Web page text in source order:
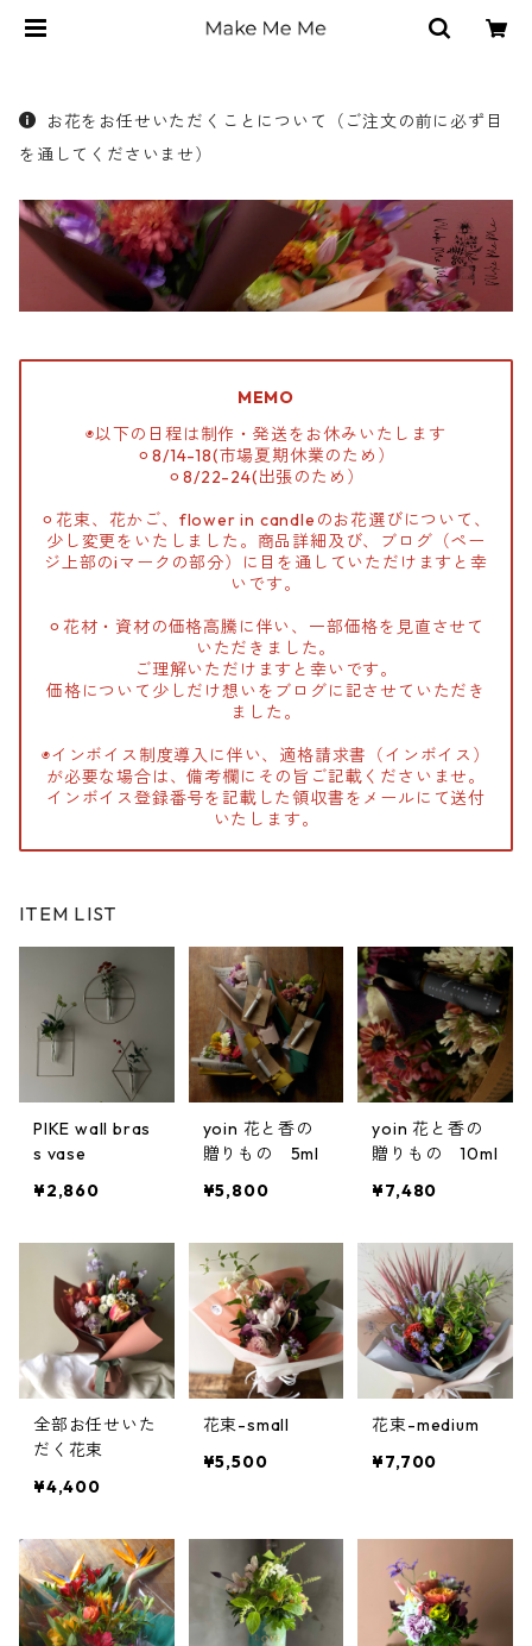
お花をお任せいただくことについて（ご注文の前に必ず目
を通してくださいませ）
MEMO
◉以下の日程は制作・発送をお休みいたします
⚪︎8/14-18(市場夏期休業のため）
⚪︎8/22-24(出張のため）
⚪︎花束、花かご、flower in candleのお花選びについて、
少し変更をいたしました。商品詳細及び、ブログ（ペー
ジ上部のiマークの部分）に目を通していただけますと幸
いです。
⚪︎花材・資材の価格高騰に伴い、一部価格を見直させて
いただきました。
ご理解いただけますと幸いです。
価格について少しだけ想いをブログに記させていただき
ました。
◉インボイス制度導入に伴い、適格請求書（インボイス）
が必要な場合は、備考欄にその旨ご記載くださいませ。
インボイス登録番号を記載した領収書をメールにて送付
いたします。
ITEM LIST
PIKE wall bras
s vase
¥2,860
yoin 花と香の
贈りもの 5ml
¥5,800
yoin 花と香の
贈りもの 10ml
¥7,480
全部お任せいた
だく花束
¥4,400
花束-small
¥5,500
花束-medium
¥7,700